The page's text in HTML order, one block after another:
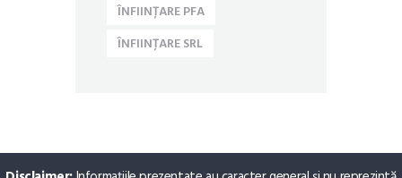
ÎNFIINȚARE PFA
ÎNFIINȚARE SRL